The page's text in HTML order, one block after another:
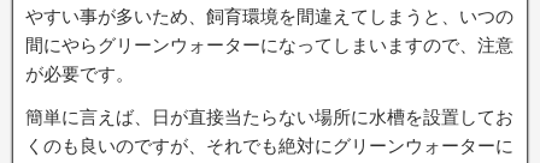
やすい事が多いため、飼育環境を間違えてしまうと、いつの
間にやらグリーンウォーターになってしまいますので、注意
が必要です。
簡単に言えば、日が直接当たらない場所に水槽を設置してお
くのも良いのですが、それでも絶対にグリーンウォーターに